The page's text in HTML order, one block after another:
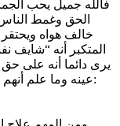
فالله جميل يحب
الحق وغمط
خالف هواه
المتكبر أنه “شايف
يرى دائما أنه على
عينه وما علم أنهم يرونه صغيرا في أعينهم، يقول شاعرنا العربي: